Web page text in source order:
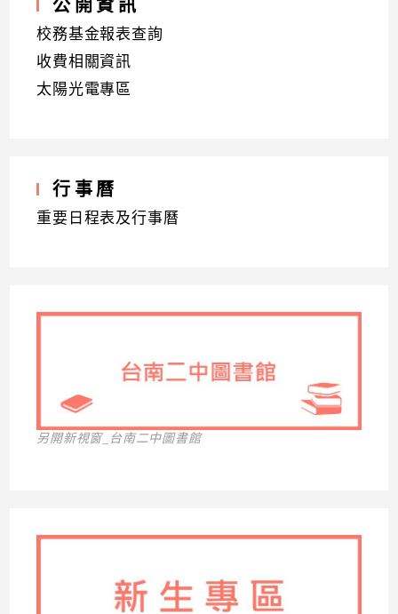
公開資訊
校務基金報表查詢
收費相關資訊
太陽光電專區
行事曆
重要日程表及行事曆
另開新視窗_台南二中圖書館